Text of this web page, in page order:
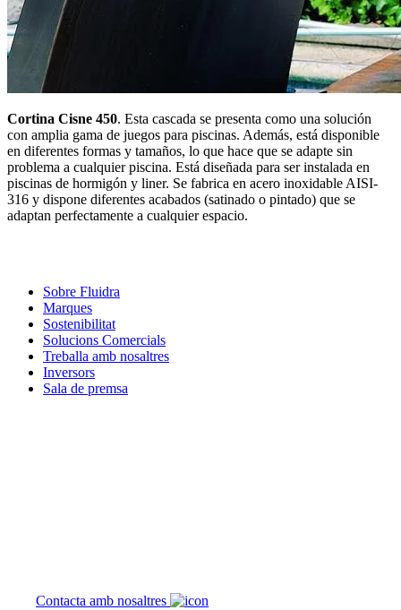
Cortina Cisne 450. Esta cascada se presenta como una solución
con amplia gama de juegos para piscinas. Además, está disponible
en diferentes formas y tamaños, lo que hace que se adapte sin
problema a cualquier piscina. Está diseñada para ser instalada en
piscinas de hormigón y liner. Se fabrica en acero inoxidable AISI-
316 y dispone diferentes acabados (satinado o pintado) que se
adaptan perfectamente a cualquier espacio.
Sobre Fluidra
Marques
Sostenibilitat
Solucions Comercials
Treballa amb nosaltres
Inversors
Sala de premsa
Contacta amb nosaltres